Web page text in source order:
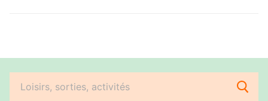
Rechercher